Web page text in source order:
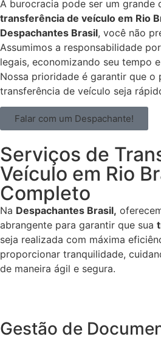
A burocracia pode ser um grande
transferência de veículo em Rio
Despachantes Brasil, você não
Assumimos a responsabilidade
legais, economizando seu tempo
Nossa prioridade é garantir que o
transferência de veículo seja
Falar com um Despachante!
Serviços de
Veículo em Rio
Completo
Na Despachantes Brasil,
abrangente para garantir que sua
seja realizada com máxima
proporcionar tranquilidade,
de maneira ágil e segura.
Gestão de